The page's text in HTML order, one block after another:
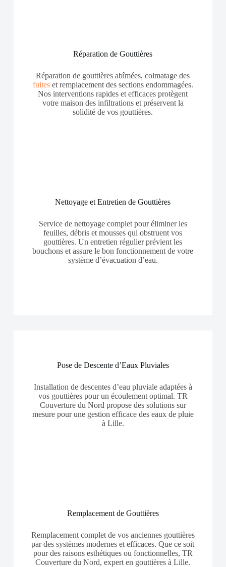
Réparation de Gouttières
Réparation de gouttières abîmées, colmatage des
fuiteset remplacement des sections endommagées.
Nos interventions rapides et efficaces protègent
votre maison des infiltrations et préservent la
solidité de vos gouttières.
Nettoyage et Entretien de Gouttières
Service de nettoyage complet pour éliminer les
feuilles, débris et mousses qui obstruent vos
gouttières. Un entretien régulier prévient les
bouchons et assure le bon fonctionnement de votre
système d’évacuation d’eau.
Pose de Descente d’Eaux Pluviales
Installation de descentes d’eau pluviale adaptées à
vos gouttières pour un écoulement optimal. TR
Couverture du Nord propose des solutions sur
mesure pour une gestion efficace des eaux de pluie
à Lille.
Remplacement de Gouttières
Remplacement complet de vos anciennes gouttières
par des systèmes modernes et efficaces. Que ce soit
pour des raisons esthétiques ou fonctionnelles, TR
Couverture du Nord, expert en gouttières à Lille.